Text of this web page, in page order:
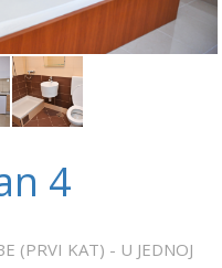
4
(PRVI KAT) - U JEDNOJ